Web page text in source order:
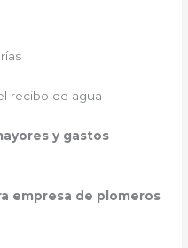
recibo de agua
y gastos
empresa de plomeros